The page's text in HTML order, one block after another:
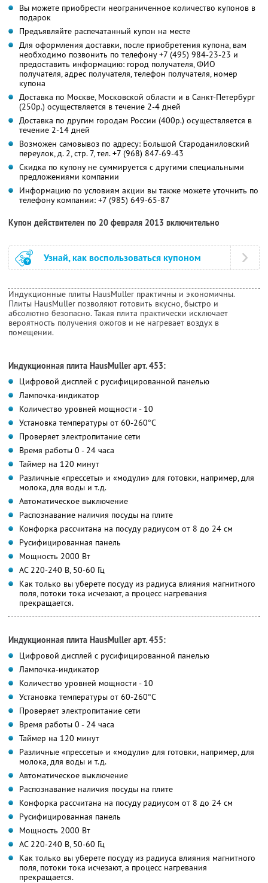
Вы можете приобрести неограниченное количество купонов в
подарок
Предъявляйте распечатанный купон на месте
Для оформления доставки, после приобретения купона, вам
необходимо позвонить по телефону +7 (495) 984-23-23 и
предоставить информацию: город получателя, ФИО
получателя, адрес получателя, телефон получателя, номер
купона
Доставка по Москве, Московской области и в Санкт-Петербург
(250р.) осуществляется в течение 2-4 дней
Доставка по другим городам России (400р.) осуществляется в
течение 2-14 дней
Возможен самовывоз по адресу: Большой Староданиловский
переулок, д. 2, стр. 7, тел. +7 (968) 847-69-43
Скидка по купону не суммируется с другими специальными
предложениями компании
Информацию по условиям акции вы также можете уточнить по
телефону компании: +7 (985) 649-65-87
Купон действителен по 20 февраля 2013 включительно
Узнай, как воспользоваться купоном
Индукционные плиты HausMuller практичны и экономичны.
Плиты HausMuller позволяют готовить вкусно, быстро и
абсолютно безопасно. Такая плита практически исключает
вероятность получения ожогов и не нагревает воздух в
помещении.
Индукционная плита HausMuller арт. 453:
Цифровой дисплей c русифицированной панелью
Лампочка-индикатор
Количество уровней мощности - 10
Установка температуры от 60-260°C
Проверяет электропитание сети
Время работы 0 - 24 часа
Таймер на 120 минут
Различные «прессеты» и «модули» для готовки, например, для
молока, для воды и т.д.
Автоматическое выключение
Распознавание наличия посуды на плите
Конфорка рассчитана на посуду радиусом от 8 до 24 см
Русифицированная панель
Мощность 2000 Вт
АС 220-240 В, 50-60 Гц
Как только вы уберете посуду из радиуса влияния магнитного
поля, потоки тока исчезают, а процесс нагревания
прекращается.
Индукционная плита HausMuller арт. 455:
Цифровой дисплей c русифицированной панелью
Лампочка-индикатор
Количество уровней мощности - 10
Установка температуры от 60-260°C
Проверяет электропитание сети
Время работы 0 - 24 часа
Таймер на 120 минут
Различные «прессеты» и «модули» для готовки, например, для
молока, для воды и т.д.
Автоматическое выключение
Распознавание наличия посуды на плите
Конфорка рассчитана на посуду радиусом от 8 до 24 см
Русифицированная панель
Мощность 2000 Вт
АС 220-240 В, 50-60 Гц
Как только вы уберете посуду из радиуса влияния магнитного
поля, потоки тока исчезают, а процесс нагревания
прекращается.